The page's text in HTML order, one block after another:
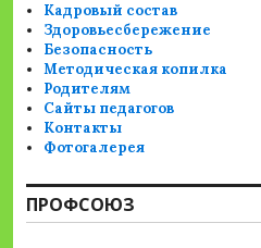
Кадровый состав
Здоровьесбережение
Безопасность
Методическая копилка
Родителям
Сайты педагогов
Контакты
Фотогалерея
ПРОФСОЮЗ